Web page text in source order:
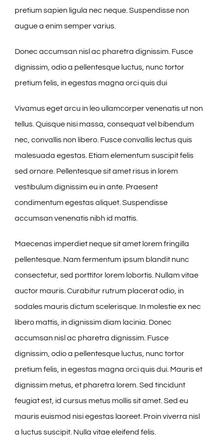
pretium sapien ligula nec neque. Suspendisse non
augue a enim semper varius.
Donec accumsan nisl ac pharetra dignissim. Fusce
dignissim, odio a pellentesque luctus, nunc tortor
pretium felis, in egestas magna orci quis dui
Vivamus eget arcu in leo ullamcorper venenatis ut non
tellus. Quisque nisi massa, consequat vel bibendum
nec, convallis non libero. Fusce convallis lectus quis
malesuada egestas. Etiam elementum suscipit felis
sed ornare. Pellentesque sit amet risus in lorem
vestibulum dignissim eu in ante. Praesent
condimentum egestas aliquet. Suspendisse
accumsan venenatis nibh id mattis.
Maecenas imperdiet neque sit amet lorem fringilla
pellentesque. Nam fermentum ipsum blandit nunc
consectetur, sed porttitor lorem lobortis. Nullam vitae
auctor mauris. Curabitur rutrum placerat odio, in
sodales mauris dictum scelerisque. In molestie ex nec
libero mattis, in dignissim diam lacinia. Donec
accumsan nisl ac pharetra dignissim. Fusce
dignissim, odio a pellentesque luctus, nunc tortor
pretium felis, in egestas magna orci quis dui. Mauris et
dignissim metus, et pharetra lorem. Sed tincidunt
feugiat est, id cursus metus mollis sit amet. Sed eu
mauris euismod nisi egestas laoreet. Proin viverra nisl
a luctus suscipit. Nulla vitae eleifend felis.